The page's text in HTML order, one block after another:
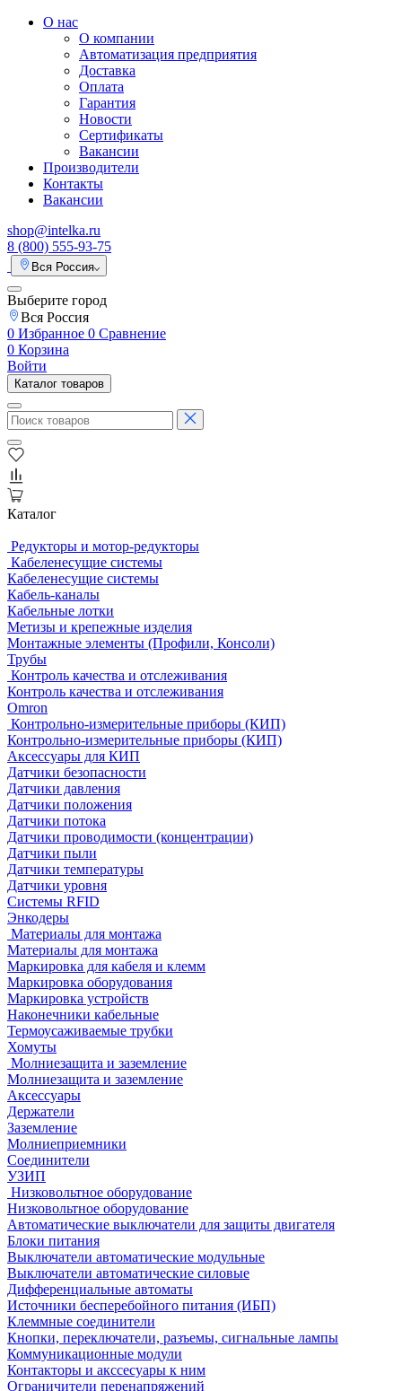
О нас
О компании
Автоматизация предприятия
Доставка
Оплата
Гарантия
Новости
Сертификаты
Вакансии
Производители
Контакты
Вакансии
shop@intelka.ru
8 (800) 555-93-75
Вся Россия
Выберите город
Вся Россия
0 Избранное 0 Сравнение
0 Корзина
Войти
Каталог товаров
Каталог
Редукторы и мотор-редукторы
Кабеленесущие системы
Кабеленесущие системы
Кабель-каналы
Кабельные лотки
Метизы и крепежные изделия
Монтажные элементы (Профили, Консоли)
Трубы
Контроль качества и отслеживания
Контроль качества и отслеживания
Omron
Контрольно-измерительные приборы (КИП)
Контрольно-измерительные приборы (КИП)
Аксессуары для КИП
Датчики безопасности
Датчики давления
Датчики положения
Датчики потока
Датчики проводимости (концентрации)
Датчики пыли
Датчики температуры
Датчики уровня
Системы RFID
Энкодеры
Материалы для монтажа
Материалы для монтажа
Маркировка для кабеля и клемм
Маркировка оборудования
Маркировка устройств
Наконечники кабельные
Термоусаживаемые трубки
Хомуты
Молниезащита и заземление
Молниезащита и заземление
Аксессуары
Держатели
Заземление
Молниеприемники
Соединители
УЗИП
Низковольтное оборудование
Низковольтное оборудование
Автоматические выключатели для защиты двигателя
Блоки питания
Выключатели автоматические модульные
Выключатели автоматические силовые
Дифференциальные автоматы
Источники бесперебойного питания (ИБП)
Клеммные соединители
Кнопки, переключатели, разъемы, сигнальные лампы
Коммуникационные модули
Контакторы и акссесуары к ним
Ограничители перенапряжений